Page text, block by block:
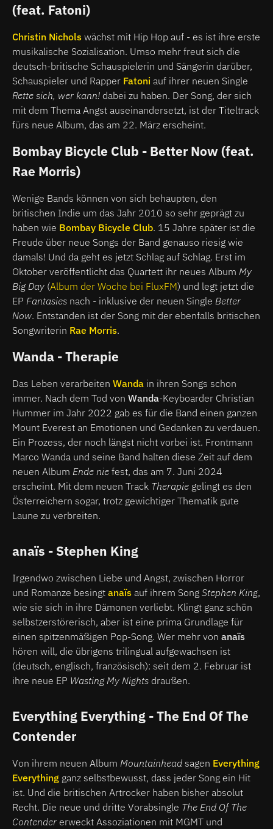
(feat. Fatoni)
Christin Nichols wächst mit Hip Hop auf - es ist ihre erste
musikalische Sozialisation. Umso mehr freut sich die
deutsch-britische Schauspielerin und Sängerin darüber,
Schauspieler und Rapper Fatoni auf ihrer neuen Single
Rette sich, wer kann! dabei zu haben. Der Song, der sich
mit dem Thema Angst auseinandersetzt, ist der Titeltrack
fürs neue Album, das am 22. März erscheint.
Bombay Bicycle Club - Better Now (feat.
Rae Morris)
Wenige Bands können von sich behaupten, den
britischen Indie um das Jahr 2010 so sehr geprägt zu
haben wie Bombay Bicycle Club. 15 Jahre später ist die
Freude über neue Songs der Band genauso riesig wie
damals! Und da geht es jetzt Schlag auf Schlag. Erst im
Oktober veröffentlicht das Quartett ihr neues Album My
Big Day (Album der Woche bei FluxFM) und legt jetzt die
EP Fantasies nach - inklusive der neuen Single Better
Now. Entstanden ist der Song mit der ebenfalls britischen
Songwriterin Rae Morris.
Wanda - Therapie
Das Leben verarbeiten Wanda in ihren Songs schon
immer. Nach dem Tod von Wanda-Keyboarder Christian
Hummer im Jahr 2022 gab es für die Band einen ganzen
Mount Everest an Emotionen und Gedanken zu verdauen.
Ein Prozess, der noch längst nicht vorbei ist. Frontmann
Marco Wanda und seine Band halten diese Zeit auf dem
neuen Album Ende nie fest, das am 7. Juni 2024
erscheint. Mit dem neuen Track Therapie gelingt es den
Österreichern sogar, trotz gewichtiger Thematik gute
Laune zu verbreiten.
anaïs - Stephen King
Irgendwo zwischen Liebe und Angst, zwischen Horror
und Romanze besingt anaïs auf ihrem Song Stephen King,
wie sie sich in ihre Dämonen verliebt. Klingt ganz schön
selbstzerstörerisch, aber ist eine prima Grundlage für
einen spitzenmäßigen Pop-Song. Wer mehr von anaïs
hören will, die übrigens trilingual aufgewachsen ist
(deutsch, englisch, französisch): seit dem 2. Februar ist
ihre neue EP Wasting My Nights draußen.
Everything Everything - The End Of The
Contender
Von ihrem neuen Album Mountainhead sagen Everything
Everything ganz selbstbewusst, dass jeder Song ein Hit
ist. Und die britischen Artrocker haben bisher absolut
Recht. Die neue und dritte Vorabsingle The End Of The
Contender erweckt Assoziationen mit MGMT und